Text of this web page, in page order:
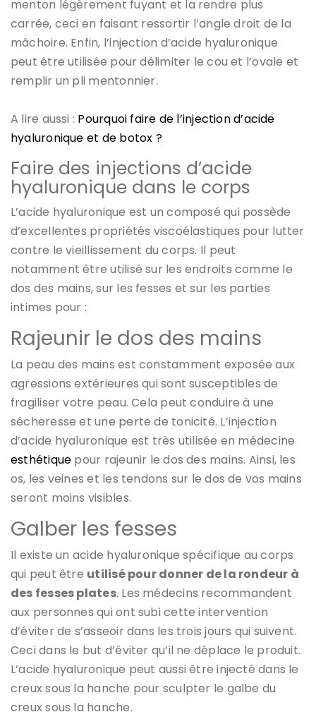
menton légèrement fuyant et la rendre plus
carrée, ceci en faisant ressortir l’angle droit de la
mâchoire. Enfin, l’injection d’acide hyaluronique
peut être utilisée pour délimiter le cou et l’ovale et
remplir un pli mentonnier.
A lire aussi : Pourquoi faire de l’injection d’acide
hyaluronique et de botox ?
Faire des injections d’acide
hyaluronique dans le corps
L’acide hyaluronique est un composé qui possède
d’excellentes propriétés viscoélastiques pour lutter
contre le vieillissement du corps. Il peut
notamment être utilisé sur les endroits comme le
dos des mains, sur les fesses et sur les parties
intimes pour :
Rajeunir le dos des mains
La peau des mains est constamment exposée aux
agressions extérieures qui sont susceptibles de
fragiliser votre peau. Cela peut conduire à une
sécheresse et une perte de tonicité. L’injection
d’acide hyaluronique est très utilisée en médecine
esthétique pour rajeunir le dos des mains. Ainsi, les
os, les veines et les tendons sur le dos de vos mains
seront moins visibles.
Galber les fesses
Il existe un acide hyaluronique spécifique au corps
qui peut être utilisé pour donner de la rondeur à
des fesses plates. Les médecins recommandent
aux personnes qui ont subi cette intervention
d’éviter de s’asseoir dans les trois jours qui suivent.
Ceci dans le but d’éviter qu’il ne déplace le produit.
L’acide hyaluronique peut aussi être injecté dans le
creux sous la hanche pour sculpter le galbe du
creux sous la hanche.